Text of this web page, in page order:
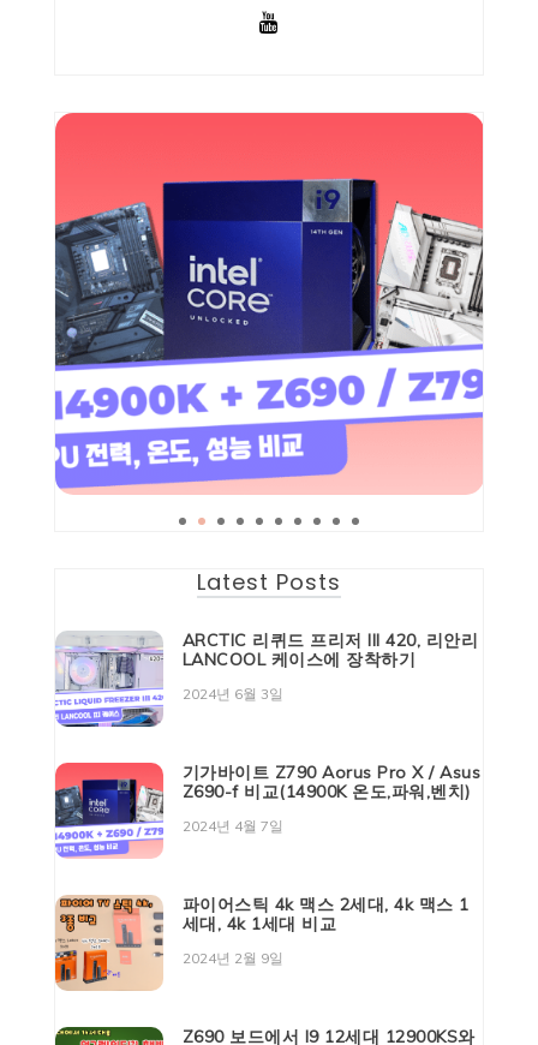
Latest Posts
ARCTIC 리퀴드 프리저 III 420, 리안리
LANCOOL 케이스에 장착하기
2024년 6월 3일
기가바이트 Z790 Aorus Pro X / Asus
Z690-f 비교(14900K 온도,파워,벤치)
2024년 4월 7일
파이어스틱 4k 맥스 2세대, 4k 맥스 1
세대, 4k 1세대 비교
2024년 2월 9일
Z690 보드에서 I9 12세대 12900KS와